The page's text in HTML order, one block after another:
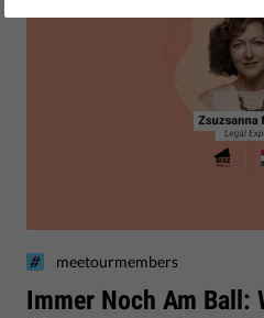
Immer Noch Am Ball:
meetourmembers